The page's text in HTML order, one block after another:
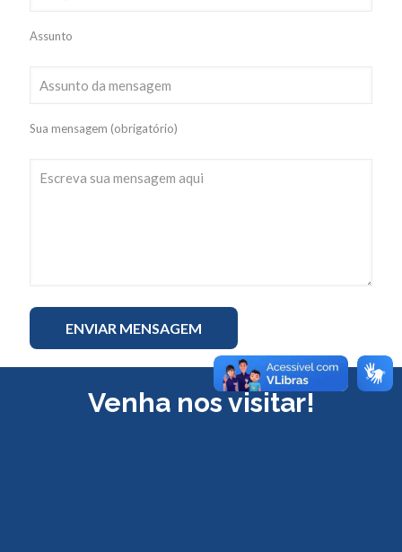
Assunto
Sua mensagem (obrigatório)
Venha nos visitar!